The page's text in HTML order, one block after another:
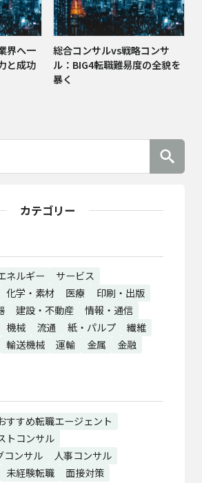
カテゴリー
ネルギー
サービス
化学・素材 医療
印刷・出版
建設・不動産
情報・通信
機械 流通 紙・パルプ
繊維
輸送機械 運輸 金属
金融
すすめ転職エージェント
トコンサル
コンサル
人事コンサル
未経験転職
面接対策
界へ一
と成功
総合コンサルvs戦略コンサ
ル：BIG4転職難易度の全貌を
暴く